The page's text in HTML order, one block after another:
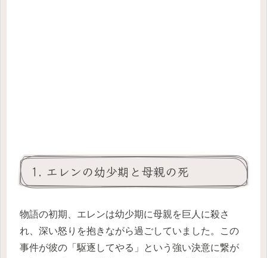
1. エレンの幼少期と母親の死
物語の初期、エレンは幼少期に母親を巨人に殺さ
れ、深い怒りを抱きながら過ごしていました。この
事件が彼の「駆逐してやる」という強い決意に繋が